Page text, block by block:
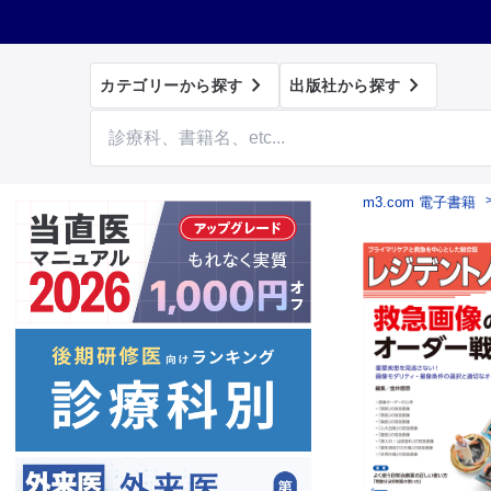
カテゴリーから探す  出版社から探す 
m3.com 電子書籍